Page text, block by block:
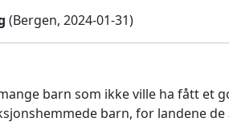
(Bergen, 2024-01-31)
barn som ikke ville ha fått et
barn, for landene